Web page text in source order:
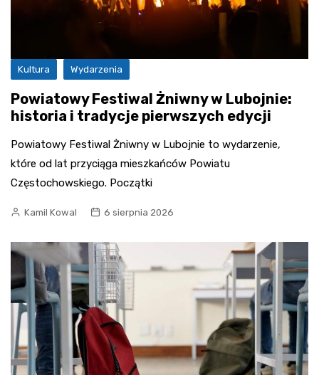
Kultura Wydarzenia
Powiatowy Festiwal Żniwny w Lubojnie:
historia i tradycje pierwszych edycji
Powiatowy Festiwal Żniwny w Lubojnie to wydarzenie,
które od lat przyciąga mieszkańców Powiatu
Częstochowskiego. Początki
Kamil Kowal 6 sierpnia 2026